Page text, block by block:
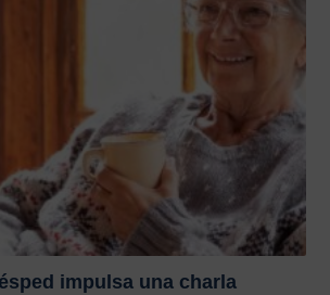
impulsa una charla